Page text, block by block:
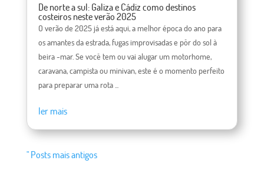
De norte a sul: Galiza e Cádiz como destinos
costeiros neste verão 2025
O verão de 2025 já está aqui, a melhor época do ano para
os amantes da estrada, fugas improvisadas e pôr do sol à
beira -mar. Se você tem ou vai alugar um motorhome,
caravana, campista ou minivan, este é o momento perfeito
para preparar uma rota ...
ler mais
" Posts mais antigos